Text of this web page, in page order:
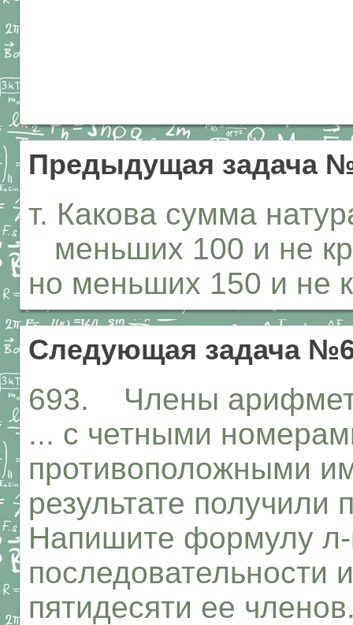
Предыдущая задача
т. Какова сумма
меньших 100 и не
но меньших 150 и не
Следующая задача
693. Члены
... с четными
противоположными
результате получили
Напишите формулу л-
последовательности
пятидесяти ее